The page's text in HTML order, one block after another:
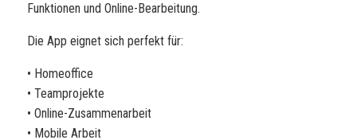
Funktionen und Online-Bearbeitung.
Die App eignet sich perfekt für:
• Homeoffice
• Teamprojekte
• Online-Zusammenarbeit
• Mobile Arbeit